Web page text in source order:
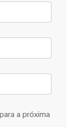
a próxima